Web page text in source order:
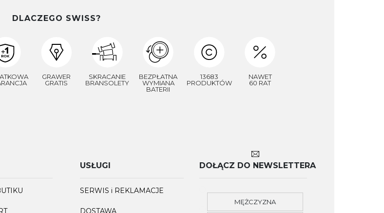
DLACZEGO SWISS?
GRAWER
GRATIS
SKRACANIE
BRANSOLETY
BEZPŁATNA
WYMIANA
BATERII
13683
PRODUKTÓW
NAWET
60 RAT
USŁUGI
SERWIS i REKLAMACJE
DOSTAWA
DOŁĄCZ DO NEWSLETTERA
MĘŻCZYZNA